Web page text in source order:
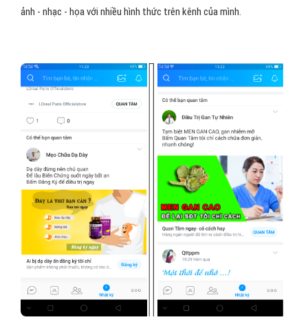
ảnh - nhạc - họa với nhiều hình thức trên kênh của mình.